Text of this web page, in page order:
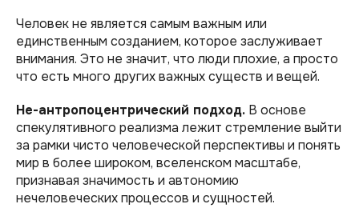
Человек не является самым важным или
единственным созданием, которое заслуживает
внимания. Это не значит, что люди плохие, а просто
что есть много других важных существ и вещей.
Не-антропоцентрический подход. В основе
спекулятивного реализма лежит стремление выйти
за рамки чисто человеческой перспективы и понять
мир в более широком, вселенском масштабе,
признавая значимость и автономию
нечеловеческих процессов и сущностей.